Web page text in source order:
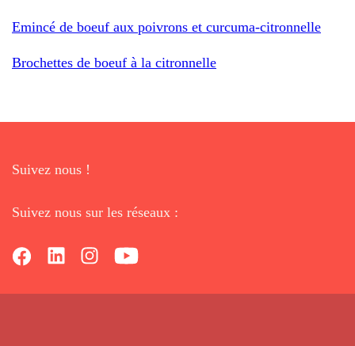
Emincé de boeuf aux poivrons et curcuma-citronnelle
Brochettes de boeuf à la citronnelle
Suivez nous !
Suivez nous sur les réseaux :